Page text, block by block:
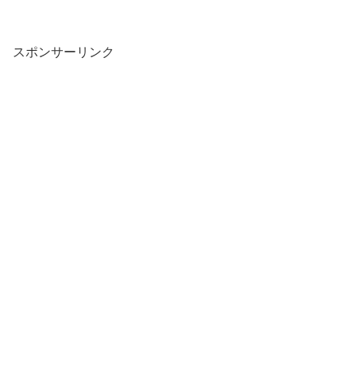
スポンサーリンク